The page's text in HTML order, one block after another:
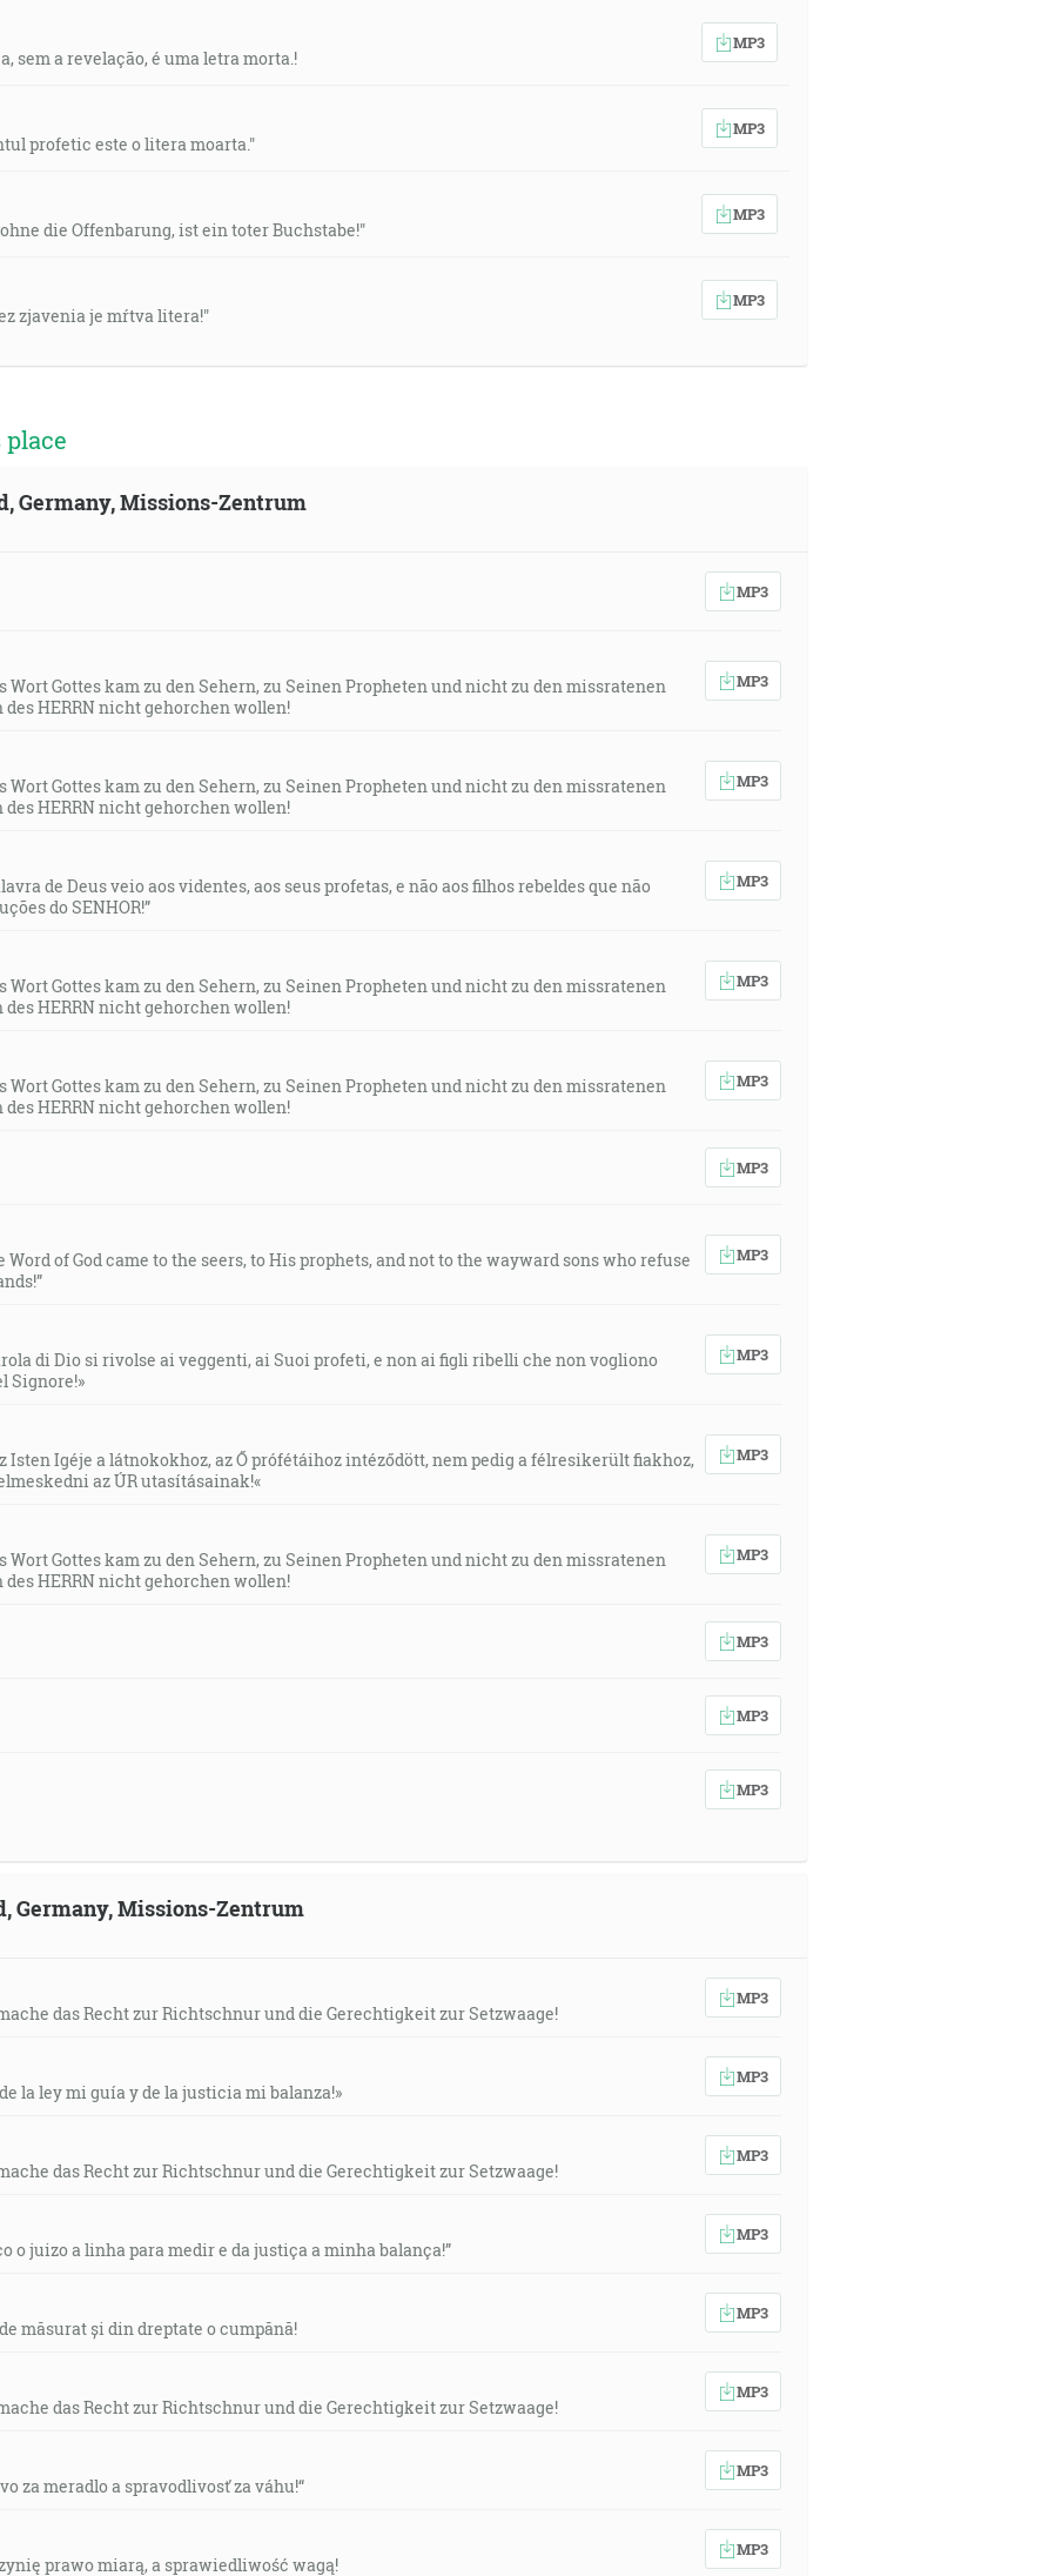
sem a revelação, é uma letra morta.!
MP3
profetic este o litera moarta."
MP3
die Offenbarung, ist ein toter Buchstabe!"
MP3
zjavenia je mŕtva litera!"
MP3
Germany, Missions-Zentrum
MP3
Wort Gottes kam zu den Sehern, zu Seinen Propheten und nicht zu den missratenen
HERRN nicht gehorchen wollen!
MP3
Wort Gottes kam zu den Sehern, zu Seinen Propheten und nicht zu den missratenen
HERRN nicht gehorchen wollen!
MP3
de Deus veio aos videntes, aos seus profetas, e não aos filhos rebeldes que não
do SENHOR!”
MP3
Wort Gottes kam zu den Sehern, zu Seinen Propheten und nicht zu den missratenen
HERRN nicht gehorchen wollen!
MP3
Wort Gottes kam zu den Sehern, zu Seinen Propheten und nicht zu den missratenen
HERRN nicht gehorchen wollen!
MP3
MP3
Word of God came to the seers, to His prophets, and not to the wayward sons who refuse
MP3
di Dio si rivolse ai veggenti, ai Suoi profeti, e non ai figli ribelli che non vogliono
Signore!»
MP3
Isten Igéje a látnokokhoz, az Ő prófétáihoz intéződött, nem pedig a félresikerült fiakhoz,
az ÚR utasításainak!«
MP3
Wort Gottes kam zu den Sehern, zu Seinen Propheten und nicht zu den missratenen
HERRN nicht gehorchen wollen!
MP3
MP3
MP3
MP3
Germany, Missions-Zentrum
das Recht zur Richtschnur und die Gerechtigkeit zur Setzwaage!
MP3
de la ley mi guía y de la justicia mi balanza!»
MP3
das Recht zur Richtschnur und die Gerechtigkeit zur Setzwaage!
MP3
o juizo a linha para medir e da justiça a minha balança!”
MP3
măsurat și din dreptate o cumpănă!
MP3
das Recht zur Richtschnur und die Gerechtigkeit zur Setzwaage!
MP3
za meradlo a spravodlivosť za váhu!“
MP3
prawo miarą, a sprawiedliwość wagą!
MP3